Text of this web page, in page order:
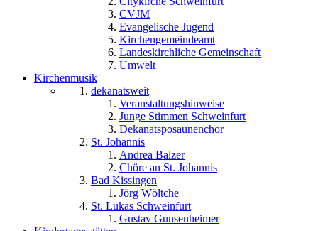
CVJM
Evangelische Jugend
Kirchengemeindeamt
Landeskirchliche Gemeinschaft
Umwelt
Kirchenmusik
dekanatsweit
Veranstaltungshinweise
Junge Stimmen Schweinfurt
Dekanatsposaunenchor
St. Johannis
Andrea Balzer
Chöre an St. Johannis
Bad Kissingen
Jörg Wöltche
St. Lukas Schweinfurt
Gustav Gunsenheimer